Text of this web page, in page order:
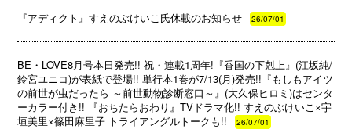
『アディクト』すえのぶけいこ氏休載のお知らせ 26/07/01
BE・LOVE8月号本日発売!! 祝・連載1周年!『香国の下剋上』(江坂純/
鈴宮ユニコ)が表紙で登場!! 単行本1巻が7/13(月)発売!!『もしもアイツ
の前世が虫だったら ～前世動物診断窓口～』(大久保ヒロミ)はセンタ
ーカラー付き!! 『おちたらおわり』TVドラマ化!! すえのぶけいこ×宇
垣美里×篠田麻里子 トライアングルトークも!!
26/07/01